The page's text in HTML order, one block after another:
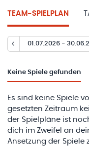
TEAM-SPIELPLAN
01.07.2026 -
Keine Spiele gefunden
Es sind keine Spiele
gesetzten Zeitraum
der Spielpläne ist
dich im Zweifel an
Ansetzung der Spiele